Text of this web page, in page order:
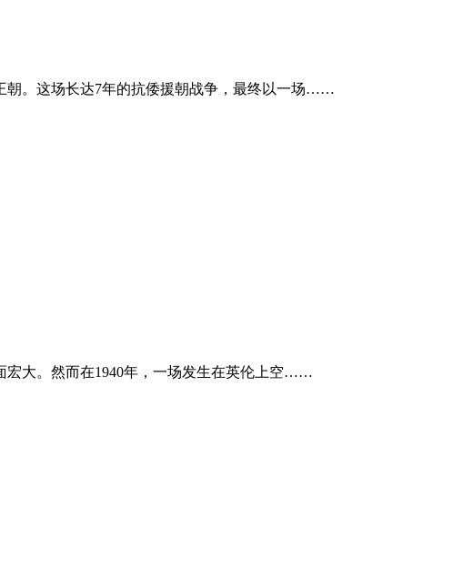
朝。这场长达7年的抗倭援朝战争，最终以一场……
宏大。然而在1940年，一场发生在英伦上空……